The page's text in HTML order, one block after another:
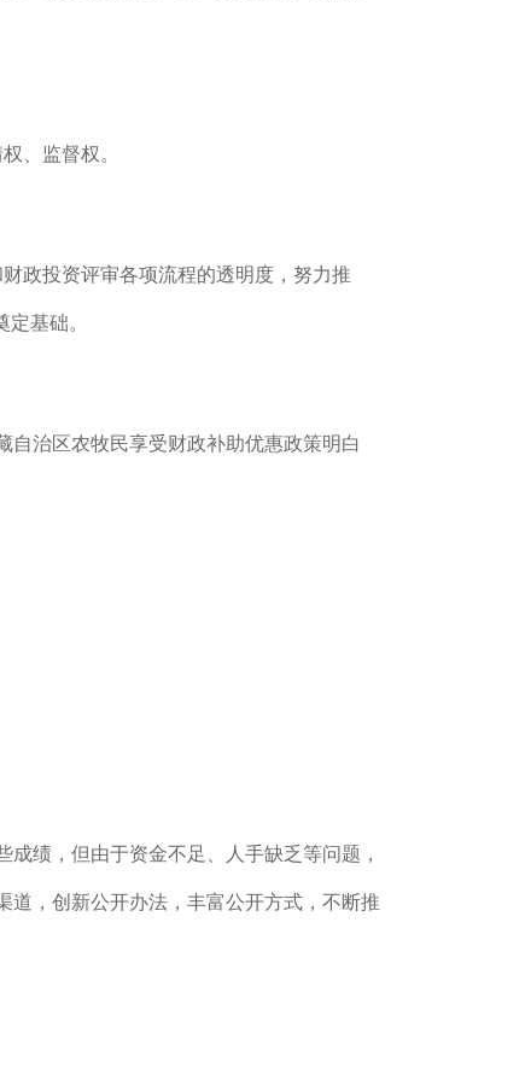
、监督权。
政投资评审各项流程的透明度， 努力推
定基础。
治区农牧民享受财政补助优惠政策明白
绩，但由于资金不足、人手缺乏等问题，
道，创新公开办法，丰富公开方式，不断推